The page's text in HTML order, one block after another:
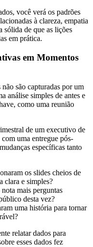
você verá os padrões
à clareza, empatia
de que as lições
em prática.
em Momentos
são capturadas por um
análise simples de antes e
como uma reunião
de um executivo de
uma entregue pós-
específicas tanto
os slides cheios de
clara e simples?
nota mais perguntas
desta vez?
uma história para tornar
relatar dados para
esses dados fez